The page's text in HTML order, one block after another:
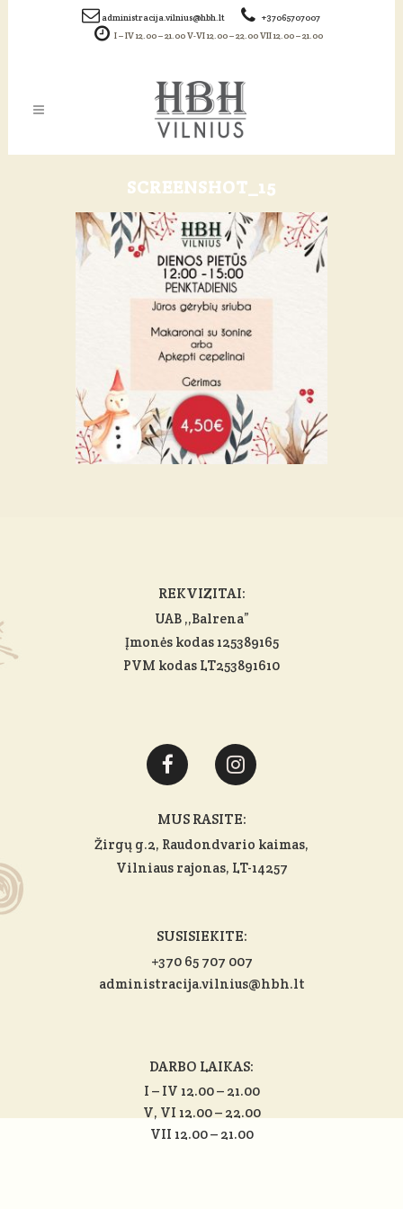
administracija.vilnius@hbh.lt
+37065707007
I – IV 12.00 – 21.00 V-VI 12.00 – 22.00 VII 12.00 – 21.00
SCREENSHOT_15
REKVIZITAI:
UAB ,,Balrena”
Įmonės kodas 125389165
PVM kodas LT253891610
MUS RASITE:
Žirgų g.2, Raudondvario kaimas,
Vilniaus rajonas, LT-14257
SUSISIEKITE:
+370 65 707 007
administracija.vilnius@hbh.lt
DARBO LAIKAS:
I – IV 12.00 – 21.00
V, VI 12.00 – 22.00
VII 12.00 – 21.00